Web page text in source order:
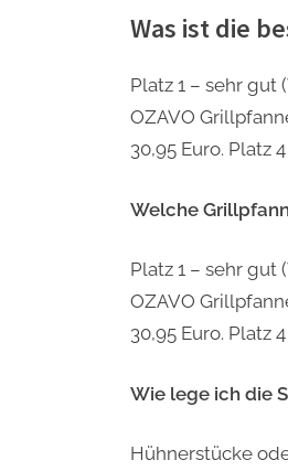
Was ist die
Platz 1 – sehr gut
OZAVO
30,95 Euro. Platz
Welche
Platz 1 – sehr gut
OZAVO
30,95 Euro. Platz
Wie lege ich die
Hühnerstücke